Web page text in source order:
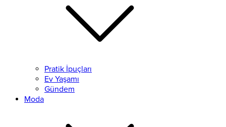
Pratik İpuçları
Ev Yaşamı
Gündem
Moda